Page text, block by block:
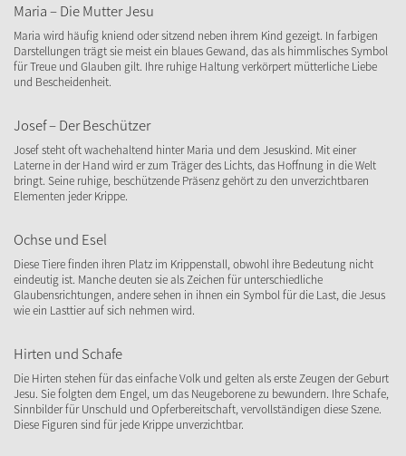
Maria – Die Mutter Jesu
Maria wird häufig kniend oder sitzend neben ihrem Kind gezeigt. In farbigen
Darstellungen trägt sie meist ein blaues Gewand, das als himmlisches Symbol
für Treue und Glauben gilt. Ihre ruhige Haltung verkörpert mütterliche Liebe
und Bescheidenheit.
Josef – Der Beschützer
Josef steht oft wachehaltend hinter Maria und dem Jesuskind. Mit einer
Laterne in der Hand wird er zum Träger des Lichts, das Hoffnung in die Welt
bringt. Seine ruhige, beschützende Präsenz gehört zu den unverzichtbaren
Elementen jeder Krippe.
Ochse und Esel
Diese Tiere finden ihren Platz im Krippenstall, obwohl ihre Bedeutung nicht
eindeutig ist. Manche deuten sie als Zeichen für unterschiedliche
Glaubensrichtungen, andere sehen in ihnen ein Symbol für die Last, die Jesus
wie ein Lasttier auf sich nehmen wird.
Hirten und Schafe
Die Hirten stehen für das einfache Volk und gelten als erste Zeugen der Geburt
Jesu. Sie folgten dem Engel, um das Neugeborene zu bewundern. Ihre Schafe,
Sinnbilder für Unschuld und Opferbereitschaft, vervollständigen diese Szene.
Diese Figuren sind für jede Krippe unverzichtbar.